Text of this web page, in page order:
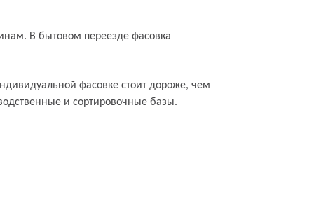
В бытовом переезде фасовка
фасовке стоит дороже, чем
и сортировочные базы.